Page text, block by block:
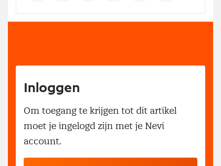
Inloggen
Om toegang te krijgen tot dit artikel
moet je ingelogd zijn met je Nevi
account.